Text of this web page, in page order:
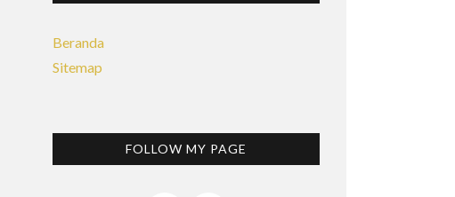
Beranda
Sitemap
FOLLOW MY PAGE